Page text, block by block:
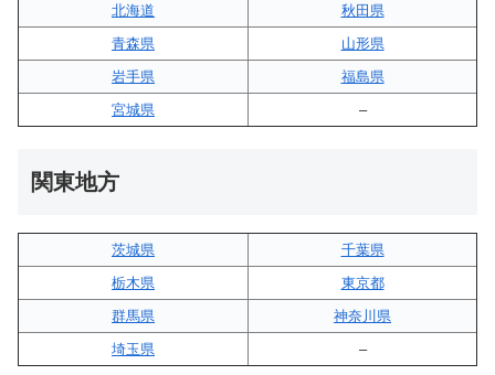
北海道
秋田県
青森県
山形県
岩手県
福島県
宮城県
–
関東地方
茨城県
千葉県
栃木県
東京都
群馬県
神奈川県
埼玉県
–